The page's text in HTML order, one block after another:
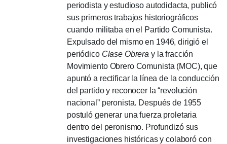
periodista y estudioso autodidacta, publicó
sus primeros trabajos historiográficos
cuando militaba en el Partido Comunista.
Expulsado del mismo en 1946, dirigió el
periódico Clase Obrera y la fracción
Movimiento Obrero Comunista (MOC), que
apuntó a rectificar la línea de la conducción
del partido y reconocer la “revolución
nacional” peronista. Después de 1955
postuló generar una fuerza proletaria
dentro del peronismo. Profundizó sus
investigaciones históricas y colaboró ​​con